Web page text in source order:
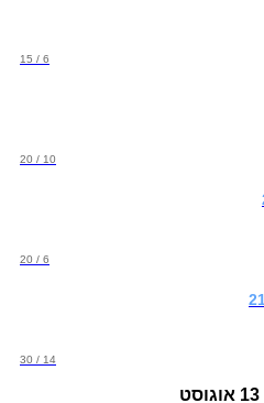
6 / 15
10 / 20
6 / 20
14 / 30
13 אוגוסט